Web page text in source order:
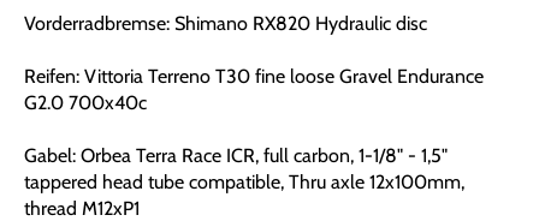
Vorderradbremse: Shimano RX820 Hydraulic disc
Reifen: Vittoria Terreno T30 fine loose Gravel Endurance
G2.0 700x40c
Gabel: Orbea Terra Race ICR, full carbon, 1-1/8" - 1,5"
tappered head tube compatible, Thru axle 12x100mm,
thread M12xP1